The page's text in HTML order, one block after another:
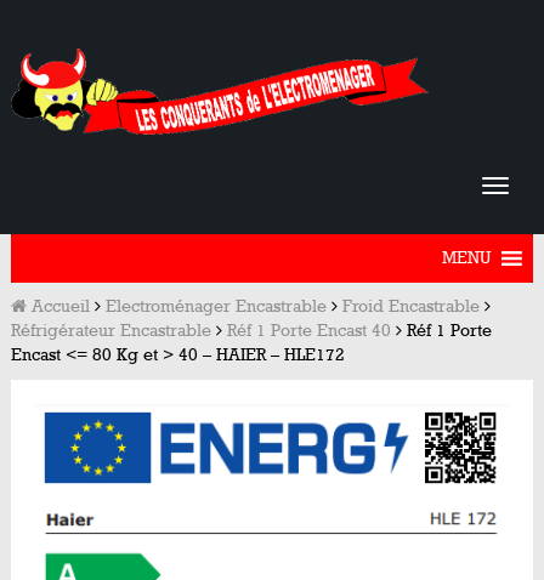
MENU
Accueil Electroménager Encastrable
Froid Encastrable
Réfrigérateur Encastrable
Réf 1 Porte Encast 40
Réf 1 Porte
Encast <= 80 Kg et > 40 – HAIER – HLE172